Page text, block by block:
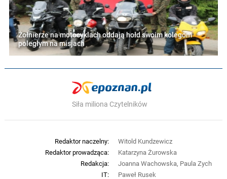
Żołnierze na motocyklach oddają hołd swoim kolegom
poległym na misjach
Siła miliona Czytelników
Redaktor naczelny:
Witold Kundzewicz
Redaktor prowadząca:
Katarzyna Żurowska
Redakcja:
Joanna Wachowska, Paula Zych
IT:
Paweł Rusek